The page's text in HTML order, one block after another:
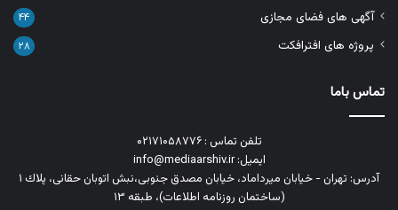
آگهی های فضای مجازی ۴۴
پروژه های افترافکت ۲۸
تماس باما
تلفن تماس : ۰۲۱۷۱۰۵۸۷۷۶
ایمیل: info@mediaarshiv.ir
آدرس: تهران - خیابان میرداماد، خیابان مصدق جنوبی،نبش اتوبان حقانی، پلاك ١
(ساختمان روزنامه اطلاعات)، طبقه ۱۳